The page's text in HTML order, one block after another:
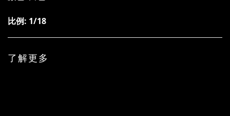
比例: 1/18
了解更多